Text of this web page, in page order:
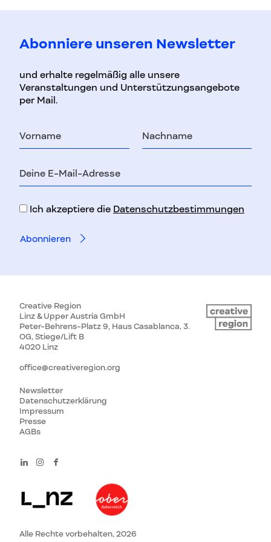
Abonniere unseren Newsletter
und erhalte regelmäßig alle unsere
Veranstaltungen und Unterstützungsangebote
per Mail.
Nachname
Mail-
Ich akzeptiere die Datenschutzbestimmungen
Creative Region
Linz & Upper Austria GmbH
Peter-Behrens-Platz 9, Haus Casablanca, 3.
OG, Stiege/Lift B
4020 Linz
office@creativeregion.org
Newsletter
Datenschutzerklärung
Impressum
Presse
AGBs
Alle Rechte vorbehalten, 2026